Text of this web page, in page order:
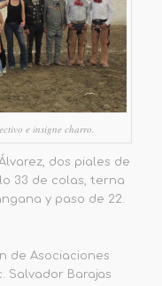
e insigne charro.
dos piales de
33 de colas, terna
y paso de 22.
de Asociaciones
Salvador Barajas